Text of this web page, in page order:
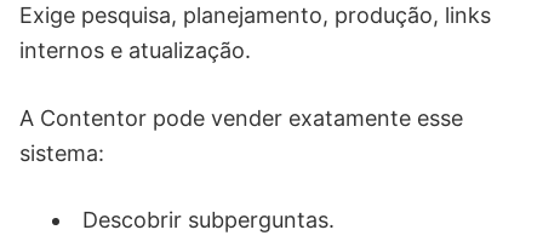
Exige pesquisa, planejamento, produção, links
internos e atualização.
A Contentor pode vender exatamente esse
sistema:
Descobrir subperguntas.